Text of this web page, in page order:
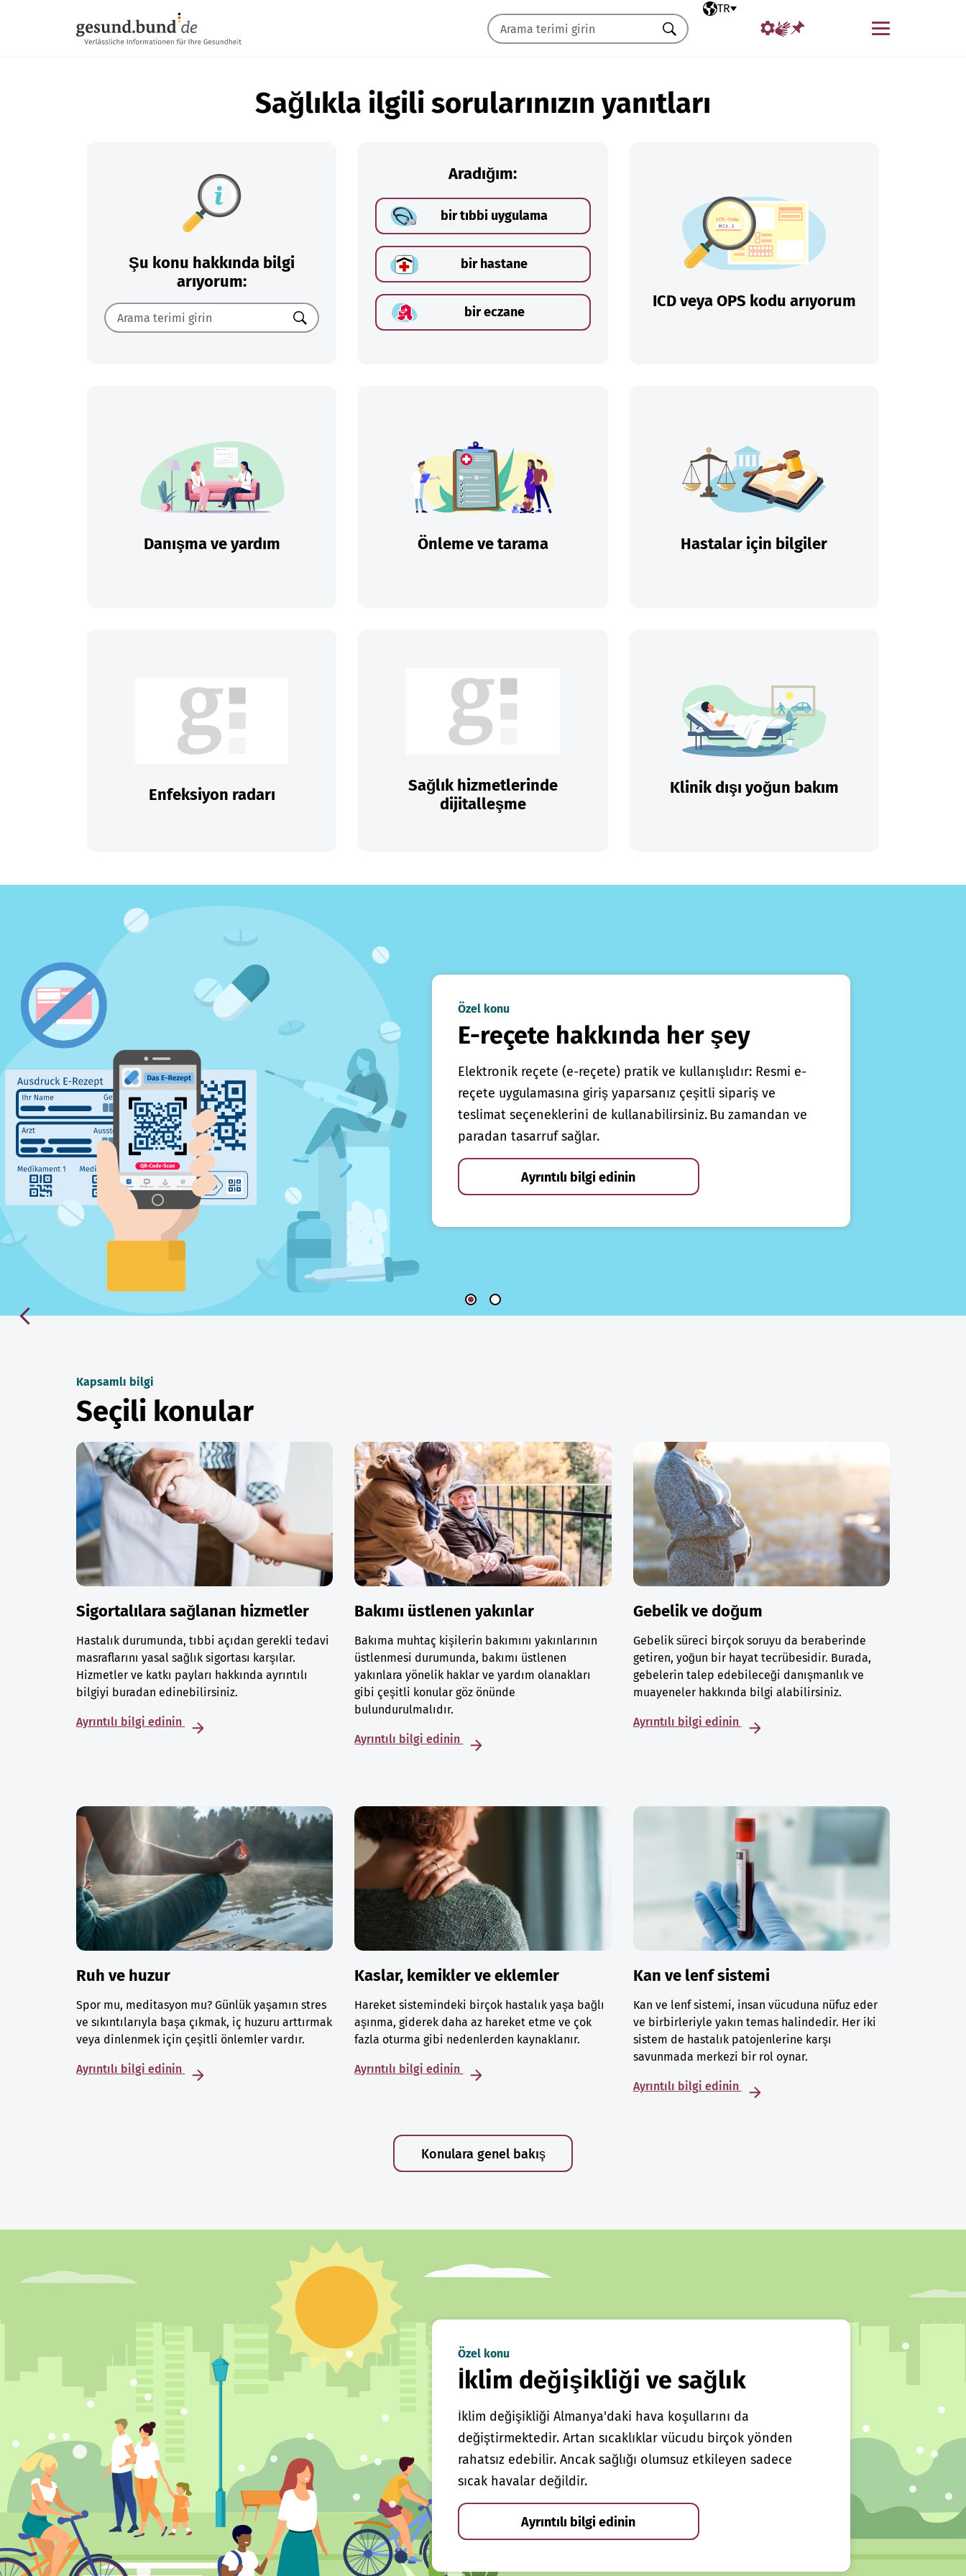
Seçili dil
TR
Menü
Ara
Sağlıkla ilgili sorularınızın yanıtları
Şu konu hakkında bilgi
arıyorum:
Ara
Aradığım:
bir tıbbi uygulama
bir hastane
bir eczane
ICD veya OPS kodu arıyorum
Danışma ve yardım Önleme ve tarama Hastalar için bilgiler
Enfeksiyon radarı
Sağlık hizmetlerinde
dijitalleşme
Klinik dışı yoğun bakım
Özel konu
E-reçete hakkında her şey
Elektronik reçete (e-reçete) pratik ve kullanışlıdır: Resmi e-
reçete uygulamasına giriş yaparsanız çeşitli sipariş ve
teslimat seçeneklerini de kullanabilirsiniz. Bu zamandan ve
paradan tasarruf sağlar.
Ayrıntılı bilgi edinin
Kapsamlı bilgi
Seçili konular
Sigortalılara sağlanan hizmetler
Hastalık durumunda, tıbbi açıdan gerekli tedavi
masraflarını yasal sağlık sigortası karşılar.
Hizmetler ve katkı payları hakkında ayrıntılı
bilgiyi buradan edinebilirsiniz.
Ayrıntılı bilgi edinin
Bakımı üstlenen yakınlar
Bakıma muhtaç kişilerin bakımını yakınlarının
üstlenmesi durumunda, bakımı üstlenen
yakınlara yönelik haklar ve yardım olanakları
gibi çeşitli konular göz önünde
bulundurulmalıdır.
Ayrıntılı bilgi edinin
Gebelik ve doğum
Gebelik süreci birçok soruyu da beraberinde
getiren, yoğun bir hayat tecrübesidir. Burada,
gebelerin talep edebileceği danışmanlık ve
muayeneler hakkında bilgi alabilirsiniz.
Ayrıntılı bilgi edinin
Ruh ve huzur
Spor mu, meditasyon mu? Günlük yaşamın stres
ve sıkıntılarıyla başa çıkmak, iç huzuru arttırmak
veya dinlenmek için çeşitli önlemler vardır.
Ayrıntılı bilgi edinin
Kaslar, kemikler ve eklemler
Hareket sistemindeki birçok hastalık yaşa bağlı
aşınma, giderek daha az hareket etme ve çok
fazla oturma gibi nedenlerden kaynaklanır.
Ayrıntılı bilgi edinin
Kan ve lenf sistemi
Kan ve lenf sistemi, insan vücuduna nüfuz eder
ve birbirleriyle yakın temas halindedir. Her iki
sistem de hastalık patojenlerine karşı
savunmada merkezi bir rol oynar.
Ayrıntılı bilgi edinin
Konulara genel bakış
Özel konu
İklim değişikliği ve sağlık
İklim değişikliği Almanya'daki hava koşullarını da
değiştirmektedir. Artan sıcaklıklar vücudu birçok yönden
rahatsız edebilir. Ancak sağlığı olumsuz etkileyen sadece
sıcak havalar değildir.
Ayrıntılı bilgi edinin